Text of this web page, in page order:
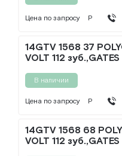
Цена по запросу Р
14GTV 1568 37
VOLT 112 зуб.,GATES
В наличии
Цена по запросу Р
14GTV 1568 68
VOLT 112 зуб.,GATES